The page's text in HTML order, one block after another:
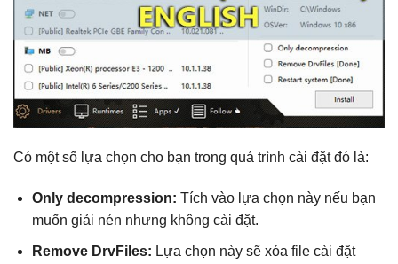
Có một số lựa chọn cho bạn trong quá trình cài đặt đó là:
Only decompression: Tích vào lựa chọn này nếu bạn
muốn giải nén nhưng không cài đặt.
Remove DrvFiles: Lựa chọn này sẽ xóa file cài đặt